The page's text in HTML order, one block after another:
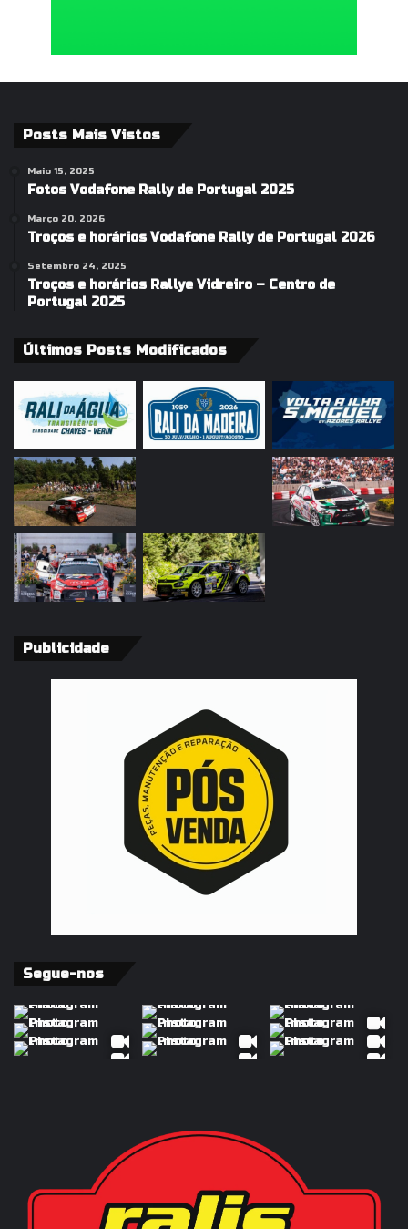
Posts Mais Vistos
Maio 15, 2025
Fotos Vodafone Rally de Portugal 2025
Março 20, 2026
Troços e horários Vodafone Rally de Portugal 2026
Setembro 24, 2025
Troços e horários Rallye Vidreiro – Centro de
Portugal 2025
Últimos Posts Modificados
Publicidade
Segue-nos